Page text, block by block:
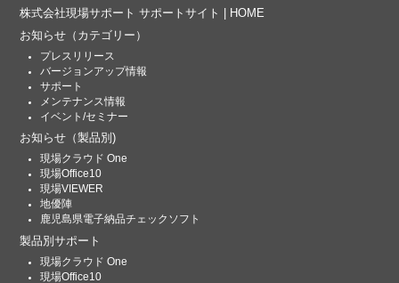
株式会社現場サポート サポートサイト | HOME
お知らせ （カテゴリー）
プレスリリース
バージョンアップ情報
サポート
メンテナンス情報
イベント/セミナー
お知らせ （製品別)
現場クラウド One
現場Office10
現場VIEWER
地優陣
鹿児島県電子納品チェックソフト
製品別サポート
現場クラウド One
現場Office10